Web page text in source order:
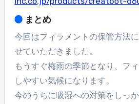
まとめ
今回はフィラメントの保管方法
せていただきました。
もうすぐ梅雨の季節となり、フ
しやすい気候になります。
今のうちに吸湿への対策をしっ